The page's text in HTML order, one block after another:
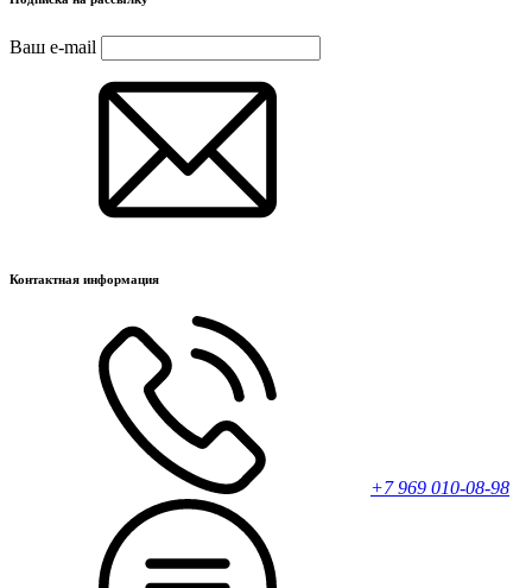
Ваш e-mail
Контактная информация
+7 969 010-08-98